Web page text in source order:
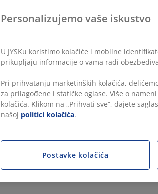
Personalizujemo vaše iskustvo
U JYSKu koristimo kolačiće i mobilne
prikupljaju informacije o vama radi
Pri prihvatanju marketinških kolačića,
za prilagođene i statičke oglase. Više o
kolačića. Klikom na „Prihvati sve“, dajete
našoj politici kolačića.
Postavke kolačića